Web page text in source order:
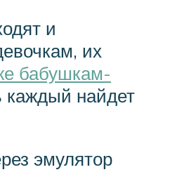
и
их
бабушкам-
каждый найдет
эмулятор